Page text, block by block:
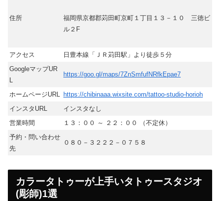
住所
福岡県京都郡苅田町京町１丁目１３－１０ 三徳ビ
ル２F
アクセス
日豊本線「ＪＲ苅田駅」より徒歩５分
GoogleマップUR
L
https://goo.gl/maps/7ZnSmfufNRfkEpae7
ホームページURL https://chibinaaa.wixsite.com/tattoo-studio-horioh
インスタURL
インスタなし
営業時間
１３：００ ～ ２２：００ （不定休）
予約・問い合わせ
先
０８０－３２２２－０７５８
カラータトゥーが上手いタトゥースタジオ
(彫師)1選